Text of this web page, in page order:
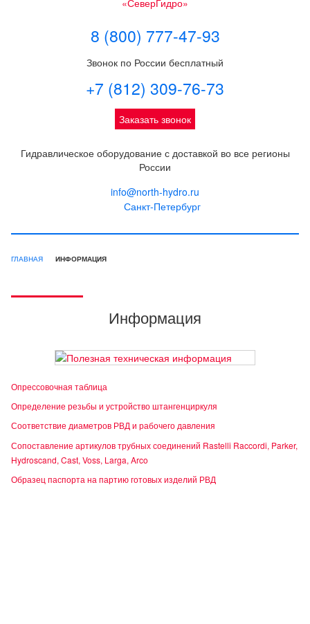
8 (800) 777-47-93
Звонок по России бесплатный
+7 (812) 309-76-73
Заказать звонок
Гидравлическое оборудование с доставкой во все регионы
России
info@north-hydro.ru
Санкт-Петербург
ГЛАВНАЯ ИНФОРМАЦИЯ
Информация
Опрессовочная таблица
Определение резьбы и устройство штангенциркуля
Соответствие диаметров РВД и рабочего давления
Сопоставление артикулов трубных соединений Rastelli Raccordi, Parker,
Hydroscand, Cast, Voss, Larga, Arco
Образец паспорта на партию готовых изделий РВД